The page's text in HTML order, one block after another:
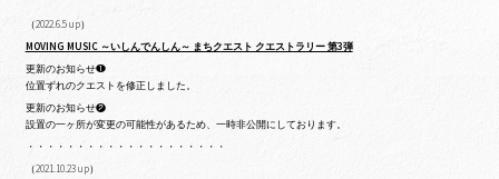
（2022.6.5 up）
MOVING MUSIC ～いしんでんしん～ まちクエスト クエストラリー 第3弾
更新のお知らせ❶
位置ずれのクエストを修正しました。
更新のお知らせ❷
設置の一ヶ所が変更の可能性があるため、一時非公開にしております。
・・・・・・・・・・・・・・・・・・・・
（2021.10.23 up）